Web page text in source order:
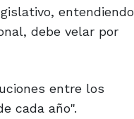
entendiendo
debe velar por
entre los
cada año".